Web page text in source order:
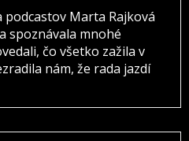
Marta Rajková
spoznávala mnohé
čo všetko zažila v
nám, že rada jazdí